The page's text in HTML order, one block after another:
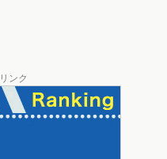
ンク